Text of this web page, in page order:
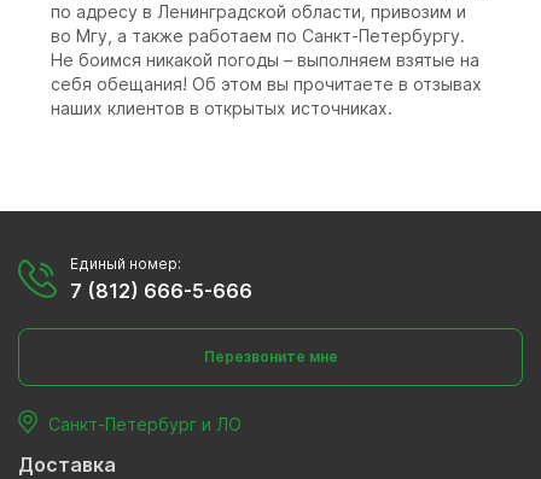
по адресу в Ленинградской области, привозим и
во Мгу, а также работаем по Санкт-Петербургу.
Не боимся никакой погоды – выполняем взятые на
себя обещания! Об этом вы прочитаете в отзывах
наших клиентов в открытых источниках.
Единый номер:
7 (812) 666-5-666
Перезвоните мне
Санкт-Петербург и ЛО
Доставка